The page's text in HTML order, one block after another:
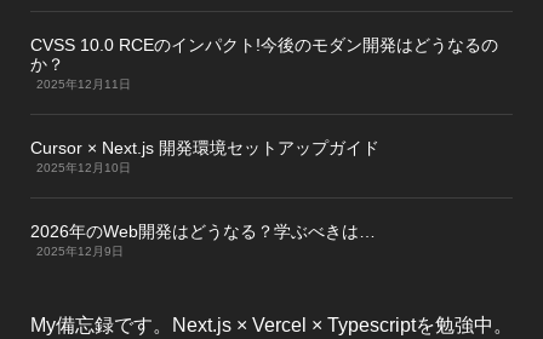
CVSS 10.0 RCEのインパクト!今後のモダン開発はどうなるの
か？
2025年12月11日
Cursor × Next.js 開発環境セットアップガイド
2025年12月10日
2026年のWeb開発はどうなる？学ぶべきは…
2025年12月9日
My備忘録です。Next.js × Vercel × Typescriptを勉強中。